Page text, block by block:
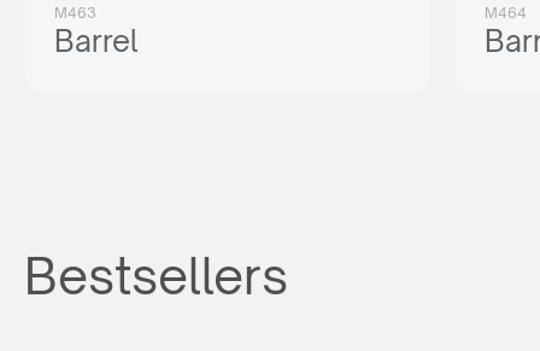
M463
Barrel
M464
Bestsellers